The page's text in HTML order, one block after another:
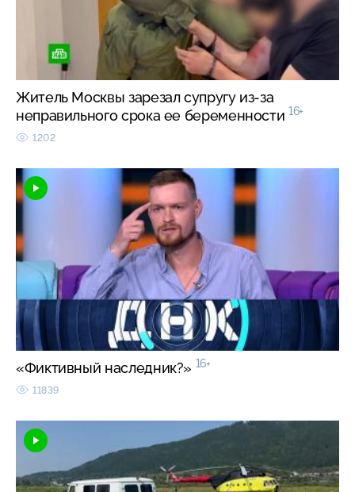
Житель Москвы зарезал супругу из-за
неправильного срока ее беременности 16+
1202
«Фиктивный наследник?» 16+
11839